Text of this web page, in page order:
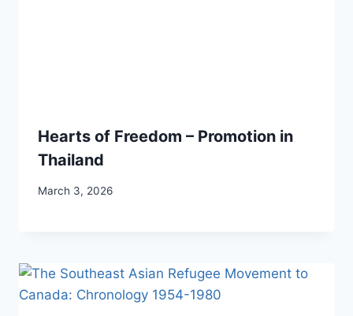
Hearts of Freedom – Promotion in
Thailand
March 3, 2026